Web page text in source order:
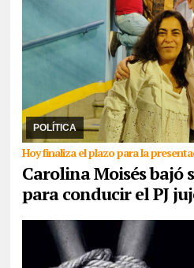
POLÍTICA
Hoy finaliza el plazo para la
Carolina Moisés bajó
para conducir el PJ
30/07/2026
Aunque señaló que la
no es suficiente”, la senadora
rivarolismo, Jenefes y ella com ...